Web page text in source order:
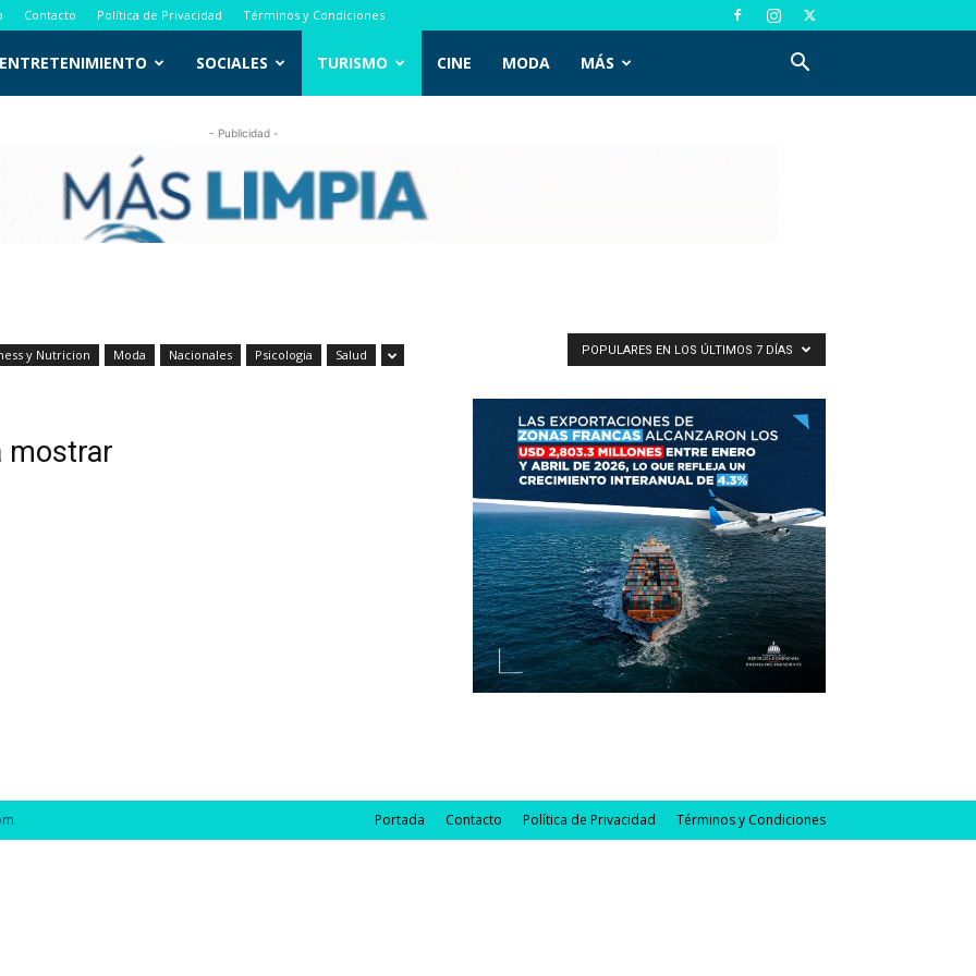
Contacto Política de Privacidad Términos y Condiciones
ENTRETENIMIENTO SOCIALES TURISMO CINE MODA MÁS
- Publicidad -
y Nutricion Moda Nacionales Psicologia Salud POPULARES EN LOS ÚLTIMOS 7 DÍAS
mostrar
Portada Contacto Política de Privacidad Términos y Condiciones